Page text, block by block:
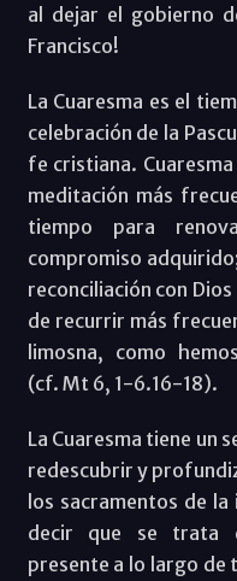
al dejar el gobierno
Francisco!
La Cuaresma es el
celebración de la
fe cristiana.
meditación más
tiempo para
compromiso
reconciliación con
de recurrir más
limosna, como
(cf. Mt 6, 1-6.16-18).
La Cuaresma tiene un
redescubrir y
los sacramentos de
decir que se trata
presente a lo largo de